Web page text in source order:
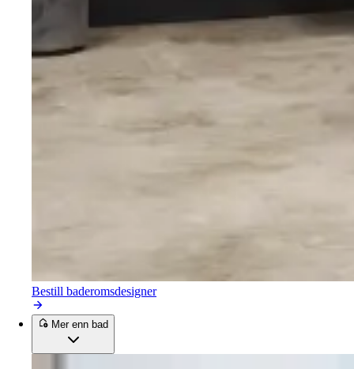
Bestill baderomsdesigner
Mer enn bad